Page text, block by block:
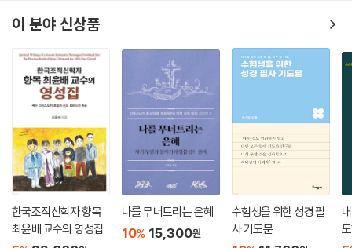
이 분야 신상품
한국조직신학자 향목
최윤배 교수의 영성집
나를 무너트리는 은혜
10% 15,300원
수험생을 위한 성경 필
사 기도문